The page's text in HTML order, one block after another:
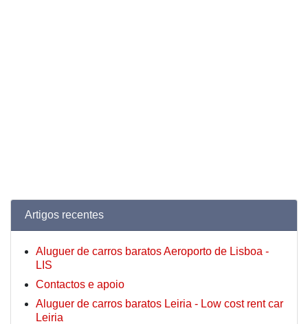
Artigos recentes
Aluguer de carros baratos Aeroporto de Lisboa -
LIS
Contactos e apoio
Aluguer de carros baratos Leiria - Low cost rent car
Leiria